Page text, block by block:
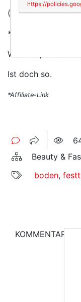
(Foto/Kaufen:
*)
Weil: A sparkle a
Ist doch so.
*Affiliate-Link
Beauty &
boden,
KOMMENTAR
https://